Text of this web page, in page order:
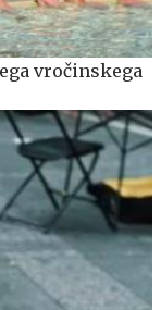
vročinskega